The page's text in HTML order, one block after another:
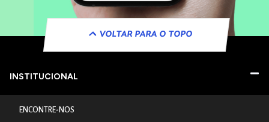
VOLTAR PARA O TOPO
INSTITUCIONAL
ENCONTRE-NOS